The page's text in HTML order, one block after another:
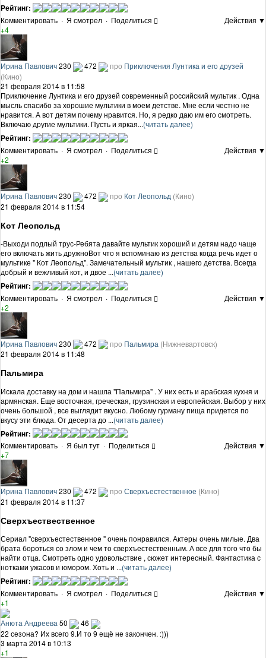
Рейтинг:
Комментировать · Я смотрел · Поделиться
Действия ▼
+4
Ирина Павлович230 472 про Приключения Лунтика и его друзей
(Кино)
21 февраля 2014 в 11:58
Приключение Лунтика и его друзей современный российский мультик . Одна
мысль спасибо за хорошие мультики в моем детстве. Мне если честно не
нравится. А вот детям почему нравится. Но, я редко даю им его смотреть.
Включаю другие мультики. Пусть и яркая...(читать далее)
Рейтинг:
Комментировать · Я смотрел · Поделиться
Действия ▼
+2
Ирина Павлович230 472 про Кот Леопольд (Кино)
21 февраля 2014 в 11:54
Кот Леопольд
-Выходи подлый трус-Ребята давайте мультик хороший и детям надо чаще
его включать жить дружноВот что я вспоминаю из детства когда речь идет о
мультике " Кот Леопольд". Замечательный мультик , нашего детства. Всегда
добрый и вежливый кот, и двое ...(читать далее)
Рейтинг:
Комментировать · Я смотрел · Поделиться
Действия ▼
+2
Ирина Павлович230 472 про Пальмира (Нижневартовск)
21 февраля 2014 в 11:48
Пальмира
Искала доставку на дом и нашла "Пальмира" . У них есть и арабская кухня и
армянская. Еще восточная, греческая, грузинская и европейская. Выбор у них
очень большой , все выглядит вкусно. Любому гурману пища придется по
вкусу эти блюда. От десерта до ...(читать далее)
Рейтинг:
Комментировать · Я был тут · Поделиться
Действия ▼
+7
Ирина Павлович230 472 про Сверхъестественное (Кино)
21 февраля 2014 в 11:37
Сверхъествественное
Сериал "сверхъестественное " очень понравился. Актеры очень милые. Два
брата бороться со злом и чем то сверхъестественным. А все для того что бы
найти отца. Смотреть одно удовольствие , сюжет интересный. Фантастика с
нотками ужасов и юмором. Хоть и ...(читать далее)
Рейтинг:
Комментировать · Я смотрел · Поделиться
Действия ▼
+1
Анюта Андреева 50
46
22 сезона? Их всего 9.И то 9 ещё не закончен. :)))
3 марта 2014 в 10:13
+1